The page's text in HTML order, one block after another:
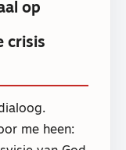
op
crisis
me heen: